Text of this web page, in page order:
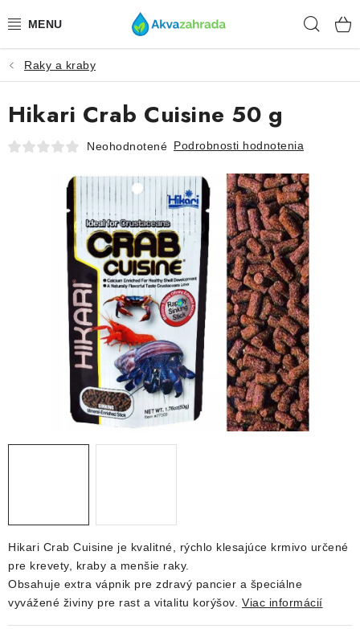
na
TECHNIKA
HNOJIVÁ
VODA
PRÍSLUŠENSTVO
SUBSTRÁTY
KRMIVÁ A VITAMÍNY
DEKORÁCIE
ŽIVOČÍCHY
Raky a kraby
Hikari Crab Cuisine je kvalitné, rýchlo klesajúce krmivo určené
pre krevety, kraby a menšie raky.
Obsahuje extra vápnik pre zdravý pancier a špeciálne
vyvážené živiny pre rast a vitalitu korýšov. Viac informácií
Hikari Crab Cuisine 50 g
Neohodnotené Podrobnosti hodnotenia